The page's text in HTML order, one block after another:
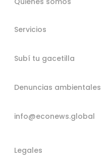
Servicios
Subí tu gacetilla
Denuncias ambientales
info@econews.global
Legales